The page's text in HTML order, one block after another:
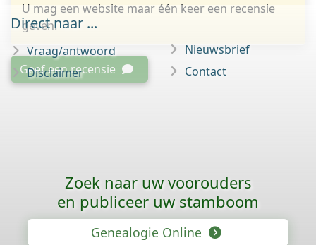
U mag een website maar één keer een recensie
geven.
Geef een recensie
Direct naar ...
Vraag/antwoord
Disclaimer
Nieuwsbrief
Contact
Zoek naar uw voorouders
en publiceer uw stamboom
Genealogie Online